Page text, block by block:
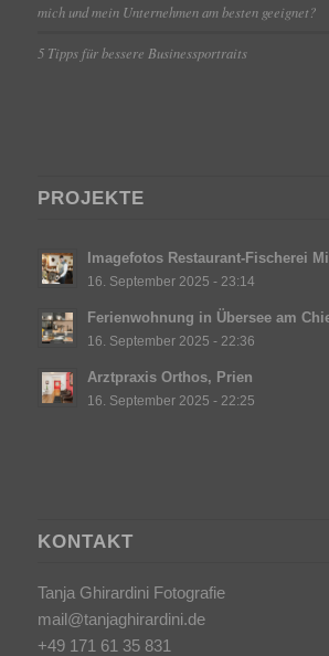
mich und mein Unternehmen am besten geeignet?
5 Tipps für bessere Businessportraits
PROJEKTE
Imagefotos Restaurant-Fischerei
16. September 2025 - 23:14
Ferienwohnung in Übersee am
16. September 2025 - 22:36
Arztpraxis Orthos, Prien
16. September 2025 - 22:25
KONTAKT
Tanja Ghirardini Fotografie
mail@tanjaghirardini.de
+49 171 61 35 831